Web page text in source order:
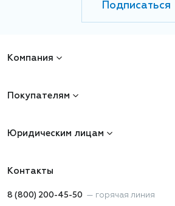
Подписаться
Компания
Покупателям
Юридическим лицам
Контакты
8 (800) 200-45-50 — горячая линия